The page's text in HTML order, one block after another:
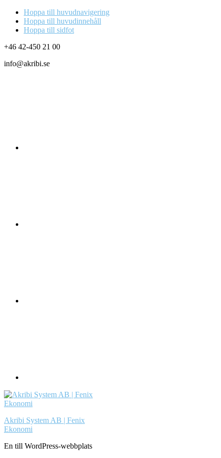
Hoppa till huvudnavigering
Hoppa till huvudinnehåll
Hoppa till sidfot
+46 42-450 21 00
info@akribi.se
Akribi System AB | Fenix
Ekonomi
En till WordPress-webbplats